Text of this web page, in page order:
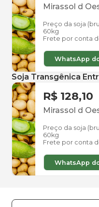
Mirassol d
Preço da soja
60kg
Frete por conta
WhatsApp
Soja Transgênica
R$ 128,10
Mirassol d
Preço da soja
60kg
Frete por conta
WhatsApp